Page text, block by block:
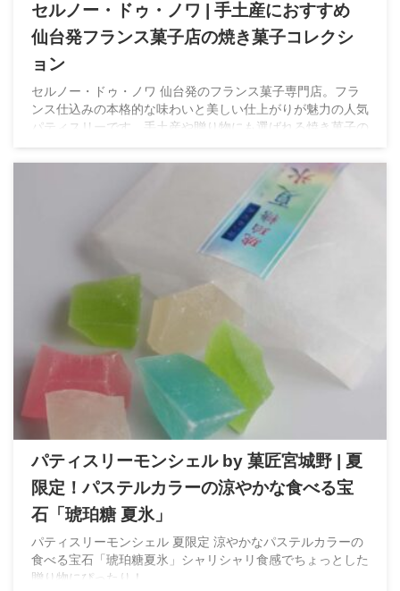
セルノー・ドゥ・ノワ | 手土産におすすめ
仙台発フランス菓子店の焼き菓子コレクシ
ョン
セルノー・ドゥ・ノワ 仙台発のフランス菓子専門店。フラ
ンス仕込みの本格的な味わいと美しい仕上がりが魅力の人気
パティスリーです。手土産や贈り物にも選ばれる焼き菓子の
パティスリーモンシェル by 菓匠宮城野 | 夏
限定！パステルカラーの涼やかな食べる宝
石「琥珀糖 夏氷」
パティスリーモンシェル 夏限定 涼やかなパステルカラーの
食べる宝石「琥珀糖夏氷」シャリシャリ食感でちょっとした
贈り物にぴったり！